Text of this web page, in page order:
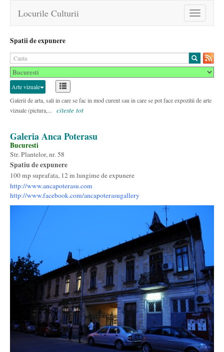
Toggle
navigation
Locurile Culturii
Spatii de expunere
Arte vizuale
Galerii de arta, sali in care se fac in mod curent sau in care se pot face expozitii de arte
vizuale (pictura,...
citeste tot
Galeria Anca Poterasu
Bucuresti
Str. Plantelor, nr. 58
Spatiu de expunere
100 mp suprafata, 12 m lungime de expunere
http://www.ancapoterasu.com
http://www.facebook.com/ancapoterasugallery